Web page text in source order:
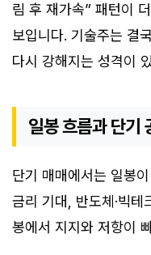
림 후 재가속” 패턴이
보입니다. 기술주는 결
다시 강해지는 성격이
일봉 흐름과 단기
단기 매매에서는 일봉
금리 기대, 반도체·빅
봉에서 지지와 저항이